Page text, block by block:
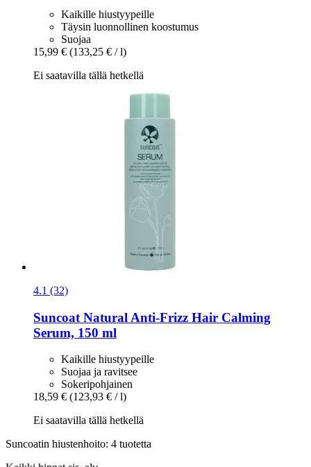
Kaikille hiustyypeille
Täysin luonnollinen koostumus
Suojaa
15,99 € (133,25 € / l)
Ei saatavilla tällä hetkellä
4.1 (32)
Suncoat Natural Anti-​Frizz Hair Calming
Serum, 150 ml
Kaikille hiustyypeille
Suojaa ja ravitsee
Sokeripohjainen
18,59 € (123,93 € / l)
Ei saatavilla tällä hetkellä
Suncoatin hiustenhoito: 4 tuotetta